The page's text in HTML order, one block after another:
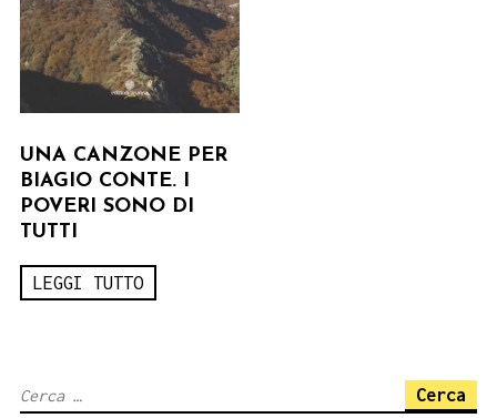
UNA CANZONE PER
BIAGIO CONTE. I
POVERI SONO DI
TUTTI
LEGGI TUTTO
Ricerca